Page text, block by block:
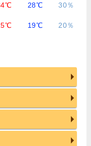
28℃ 30％
19℃ 20％